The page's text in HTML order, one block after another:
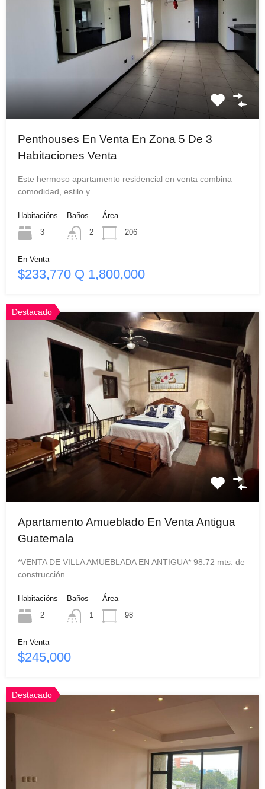
Penthouses En Venta En Zona 5 De 3
Habitaciones Venta
Este hermoso apartamento residencial en venta combina
comodidad, estilo y…
Habitacións
3
Baños
2
Área
206
En Venta
$233,770 Q 1,800,000
Destacado
Apartamento Amueblado En Venta Antigua
Guatemala
*VENTA DE VILLA AMUEBLADA EN ANTIGUA* 98.72 mts. de
construcción…
Habitacións
2
Baños
1
Área
98
En Venta
$245,000
Destacado